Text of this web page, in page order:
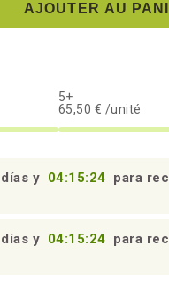
AJOUTER AU
5+
65,50 € /unité
días y 04:15:23 para
días y 04:15:23 para